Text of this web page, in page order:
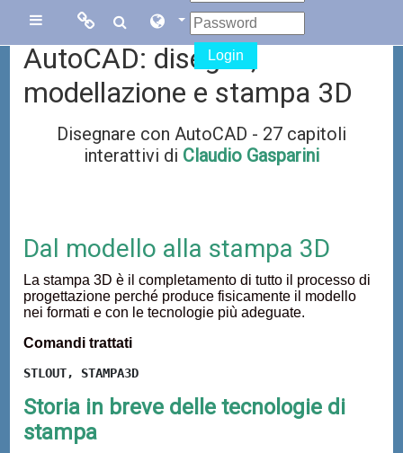
Links
Menu
Sito di Corsi in
online di
AutoCAD
Links
collegati
Facebook
Login
AutoCAD: disegno,
modellazione e stampa 3D
Disegnare con AutoCAD - 27 capitoli
interattivi di Claudio Gasparini
Dal modello alla stampa 3D
La stampa 3D è il completamento di tutto il processo di
progettazione perché produce fisicamente il modello
nei formati e con le tecnologie più adeguate.
Comandi trattati
STLOUT, STAMPA3D
Storia in breve delle tecnologie di
stampa